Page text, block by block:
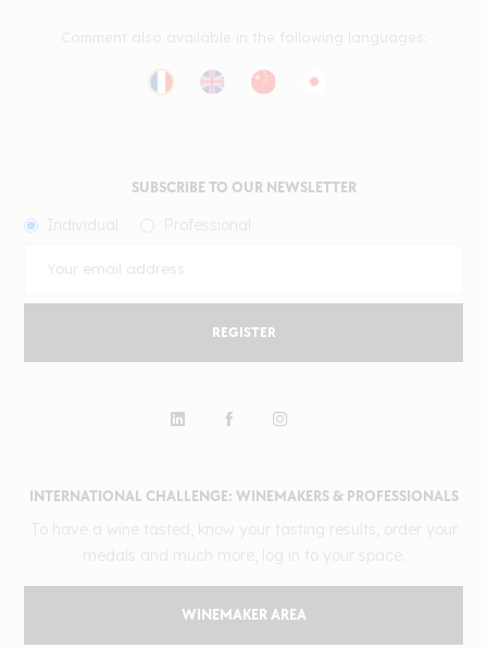
INTERNATIONAL CHALLENGE: WINEMAKERS & PROFESSIONALS
WINEMAKER AREA
SUBSCRIBE TO OUR NEWSLETTER
REGISTER